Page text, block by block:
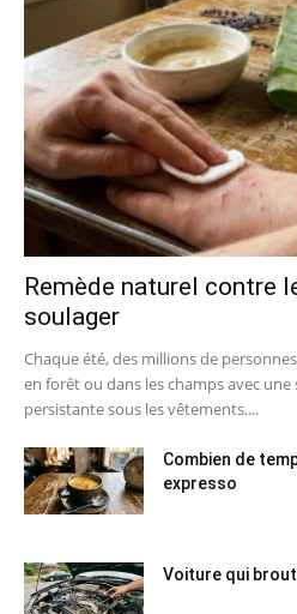
Remède naturel contre
soulager
Chaque été, des millions de
en forêt ou dans les champs avec
persistante sous les vêtements....
Combien de
expresso
Voiture qui